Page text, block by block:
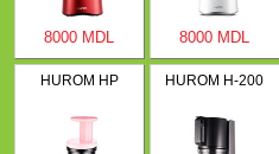
8000 MDL 8000 MDL
HUROM HP HUROM H-200